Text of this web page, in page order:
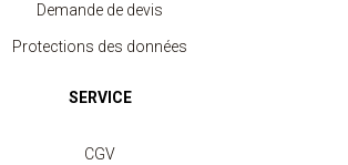
Demande de devis
Protections des données
SERVICE
CGV